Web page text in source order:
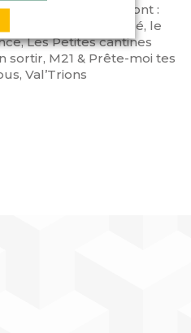
cette année sont :
Daddy, L’Aire Aéré, le
Les Petites cantines
sortir, M21 & Prête-moi tes
Val’Trions